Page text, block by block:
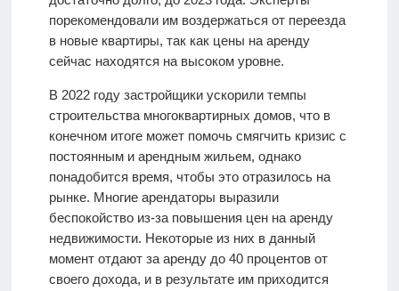
порекомендовали им воздержаться от переезда
в новые квартиры, так как цены на аренду
сейчас находятся на высоком уровне.
В 2022 году застройщики ускорили темпы
строительства многоквартирных домов, что в
конечном итоге может помочь смягчить кризис с
постоянным и арендным жильем, однако
понадобится время, чтобы это отразилось на
рынке. Многие арендаторы выразили
беспокойство из-за повышения цен на аренду
недвижимости. Некоторые из них в данный
момент отдают за аренду до 40 процентов от
своего дохода, и в результате им приходится